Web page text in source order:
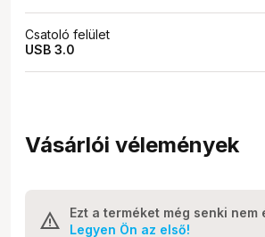
Csatoló felület
USB 3.0
Vásárlói vélemények
Ezt a terméket még senki nem
Legyen Ön az első!